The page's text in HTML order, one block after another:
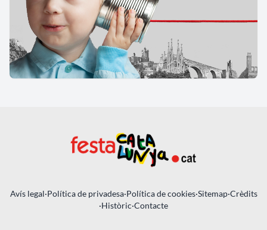
Avís legal·Política de privadesa·Política de cookies·Sitemap·Crèdits
·Històric·Contacte